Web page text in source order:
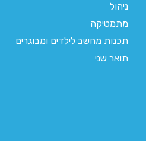
ניהול
מתמטיקה
תכנות מחשב לילדים ומבוגרים
תואר שני